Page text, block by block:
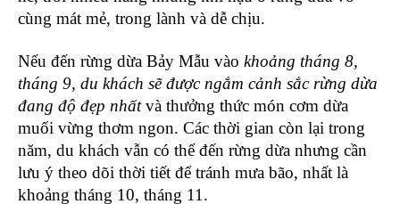
cùng mát mẻ, trong lành và dễ chịu.
Nếu đến rừng dừa Bảy Mẫu vào khoảng tháng 8,
tháng 9, du khách sẽ được ngắm cảnh sắc rừng dừa
đang độ đẹp nhấtvà thưởng thức món cơm dừa
muối vừng thơm ngon. Các thời gian còn lại trong
năm, du khách vẫn có thể đến rừng dừa nhưng cần
lưu ý theo dõi thời tiết để tránh mưa bão, nhất là
khoảng tháng 10, tháng 11.